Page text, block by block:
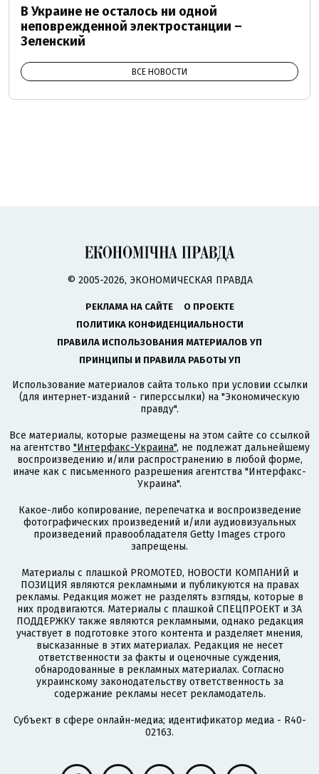
В Украине не осталось ни одной
неповрежденной электростанции –
Зеленский
ВСЕ НОВОСТИ
© 2005-2026, ЭКОНОМИЧЕСКАЯ ПРАВДА
РЕКЛАМА НА САЙТЕ
О ПРОЕКТЕ
ПОЛИТИКА КОНФИДЕНЦИАЛЬНОСТИ
ПРАВИЛА ИСПОЛЬЗОВАНИЯ МАТЕРИАЛОВ УП
ПРИНЦИПЫ И ПРАВИЛА РАБОТЫ УП
Использование материалов сайта только при условии ссылки
(для интернет-изданий - гиперссылки) на "Экономическую
правду".
Все материалы, которые размещены на этом сайте со ссылкой
на агентство "Интерфакс-Украина", не подлежат дальнейшему
воспроизведению и/или распространению в любой форме,
иначе как с письменного разрешения агентства "Интерфакс-
Украина".
Какое-либо копирование, перепечатка и воспроизведение
фотографических произведений и/или аудиовизуальных
произведений правообладателя Getty Images строго
запрещены.
Материалы с плашкой PROMOTED, НОВОСТИ КОМПАНИЙ и
ПОЗИЦИЯ являются рекламными и публикуются на правах
рекламы. Редакция может не разделять взгляды, которые в
них продвигаются. Материалы с плашкой СПЕЦПРОЕКТ и ЗА
ПОДДЕРЖКУ также являются рекламными, однако редакция
участвует в подготовке этого контента и разделяет мнения,
высказанные в этих материалах. Редакция не несет
ответственности за факты и оценочные суждения,
обнародованные в рекламных материалах. Согласно
украинскому законодательству ответственность за
содержание рекламы несет рекламодатель.
Субъект в сфере онлайн-медиа; идентификатор медиа - R40-
02163.